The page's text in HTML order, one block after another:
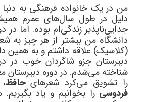
من در یک خانواده فرهنگی به دنیا
دلیل در طول سالهای عمرم
جداییناپذیر زندگیام بوده. اما
دانشگاه من بیشتر از هر چیز به
(کلاسیک) علاقه داشتم و به همین
دبیرستان جزو شاگردان خوب در
شناخته میشدم. در دوره دبیرستان
را تشویق میکرد شعرهایحافظ
فردوسی را بخوانیم و یاد